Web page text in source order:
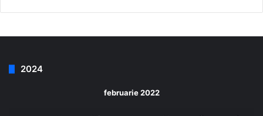
2024
februarie 2022